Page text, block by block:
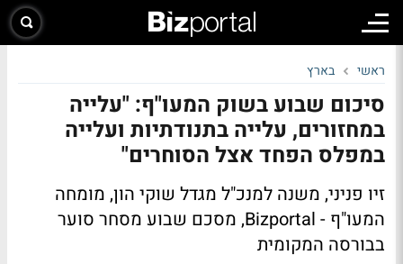
ראשי בארץ
סיכום שבוע בשוק המעו"ף: "עלייה
במחזורים, עלייה בתנודתיות ועלייה
במפלס הפחד אצל הסוחרים"
זיו פניני, משנה למנכ"ל מגדל שוקי הון, מומחה
המעו"ף - Bizportal, מסכם שבוע מסחר סוער
בבורסה המקומית